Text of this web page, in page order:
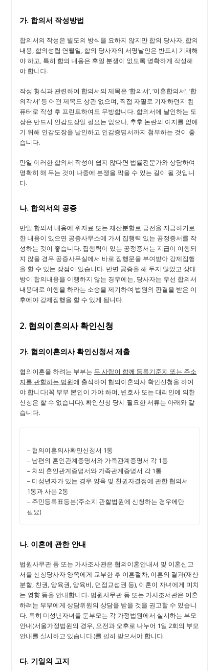
가. 합의서 작성방법
합의서의 작성은 별도의 방식을 요하지 않지만 합의 당사자, 합의
내용, 합의성립 연월일, 합의 당사자의 서명날인은 반드시 기재해
야 하고, 특히 합의 내용은 후일 분쟁이 없도록 명확하게 작성해
야 합니다.
작성 형식과 관련하여 합의서의 제목은 ‘합의서’, ‘이혼합의서’, ‘합
의각서’ 등 어떤 제목도 상관 없으며, 직접 자필로 기재하던지 컴
퓨터로 작성 후 프린트하여도 무방합니다. 합의서에 날인하는 도
장은 반드시 인감도장일 필요는 없으나, 추후 논란의 여지를 없애
기 위해 인감도장을 날인하고 인감증명서까지 첨부하는 것이 좋
습니다.
만일 이러한 합의서 작성이 쉽지 않다면 법률전문가와 상담하여
명확히 해 두는 것이 나중에 분쟁을 막을 수 있는 길이 될 것입니
다.
나. 합의서의 공증
만일 합의서 내용에 위자료 또는 재산분할로 금전을 지급하기로
한 내용이 있으면 공증사무소에 가서 집행력 있는 공정증서를 작
성하는 것이 좋습니다. 집행력이 있는 공정증서는 지급이 이행되
지 않을 경우 공증사무실에서 바로 집행문을 부여받아 강제집행
을 할 수 있는 장점이 있습니다. 반면 공증을 해 두지 않았고 상대
방이 합의내용을 이행하지 않는 경우에는, 당사자는 우선 합의서
내용대로 이행을 하라는 소송을 제기하여 법원의 판결을 받은 이
후에야 강제집행을 할 수 있게 됩니다.
2. 협의이혼의사 확인신청
가. 협의이혼의사 확인신청서 제출
협의이혼을 하려는 부부는 두 사람이 함께 등록기준지 또는 주소
지를 관할하는 법원에 출석하여 협의이혼의사 확인신청을 하여
야 합니다(꼭 부부 본인이 가야 하며, 변호사 또는 대리인에 의한
신청은 할 수 없습니다). 확인신청 당시 필요한 서류는 아래와 같
습니다.
– 협의이혼의사확인신청서 1통
– 남편의 혼인관계증명서와 가족관계증명서 각 1통
– 처의 혼인관계증명서와 가족관계증명서 각 1통
– 미성년자가 있는 경우 양육 및 친권자결정에 관한 협의서
1통과 사본 2통
– 주민등록표등본(주소지 관할법원에 신청하는 경우에만
필요)
나. 이혼에 관한 안내
법원사무관 등 또는 가사조사관은 협의이혼안내서 및 이혼신고
서를 신청당사자 양쪽에게 교부한 후 이혼절차, 이혼의 결과(재산
분할, 친권, 양육권, 양육비, 면접교섭권 등), 이혼이 자녀에게 미치
는 영향 등을 안내합니다. 법원사무관 등 또는 가사조서관은 이혼
하려는 부부에게 상담위원의 상담을 받을 것을 권고할 수 있습니
다. 특히 미성년자녀를 둔부모는 각 가정법원에서 실시하는 부모
안내(서울가정법원의 경우, 오전과 오후로 나누어 1일 2회의 부모
안내를 실시하고 있습니다.)를 필히 받으셔야 합니다.
다. 기일의 고지